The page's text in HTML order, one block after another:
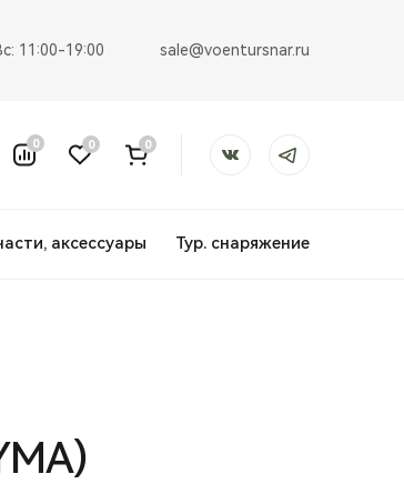
11:00-19:00 sale@voentursnar.ru
0 0 0
аксессуары Тур. снаряжение